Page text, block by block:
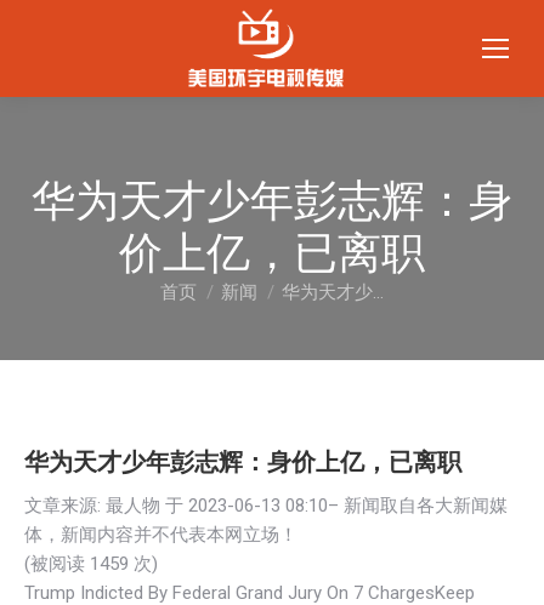
华为天才少年彭志辉：身
价上亿，已离职
您在这里：
首页 新闻 华为天才少…
华为天才少年彭志辉：身价上亿，已离职
文章来源: 最人物 于 2023-06-13 08:10– 新闻取自各大新闻媒
体，新闻内容并不代表本网立场！
(被阅读 1459 次)
Trump Indicted By Federal Grand Jury On 7 ChargesKeep